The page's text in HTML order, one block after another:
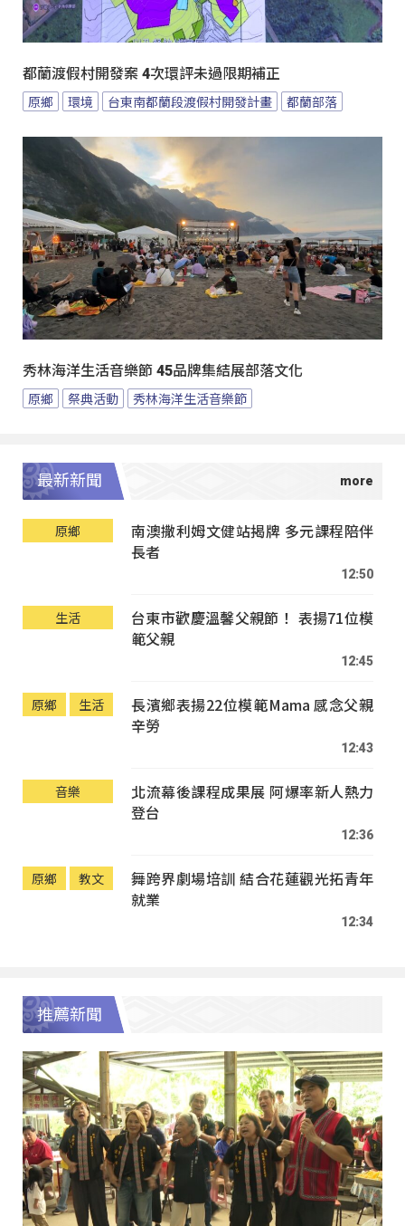
都蘭渡假村開發案 4次環評未過限期補正
原鄉 環境 台東南都蘭段渡假村開發計畫 都蘭部落
秀林海洋生活音樂節 45品牌集結展部落文化
原鄉 祭典活動 秀林海洋生活音樂節
最新新聞
原鄉
南澳撒利姆文健站揭牌 多元課程陪伴
長者
12:50
生活
台東市歡慶溫馨父親節！ 表揚71位模
範父親
12:45
原鄉 生活
長濱鄉表揚22位模範Mama 感念父親
辛勞
12:43
音樂
北流幕後課程成果展 阿爆率新人熱力
登台
12:36
原鄉 教文
舞跨界劇場培訓 結合花蓮觀光拓青年
就業
12:34
推薦新聞